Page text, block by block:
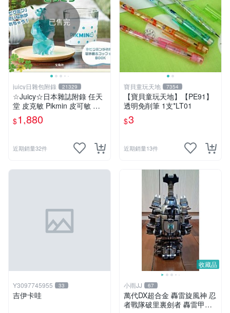
已售完
juicy日雜包附錄 21329
☆Juicy☆日本雜誌附錄 任天
堂 皮克敏 Pikmin 皮可敏 儲
冰盒 冰塊盒 製冰盒 冰塊模具
製冰模具 杯子 水杯
$1,880
近期銷量32件
寶貝童玩天地 7354
【寶貝童玩天地】【PE91】
透明免削筆 1支*LT01
$3
近期銷量13件
Y3097745955 33
吉伊卡哇
收藏品
小雨JJ 67
萬代DX超合金 轟雷旋風神 忍
者戰隊破里裏劍者 轟雷甲蟲